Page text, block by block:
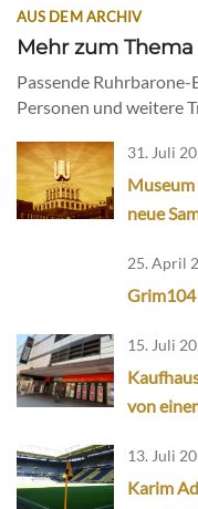
AUS DEM ARCHIV
Mehr zum Thema
Passende
Personen und weitere
31. Juli
neue
25. April
15. Juli
von
13. Juli
Karim